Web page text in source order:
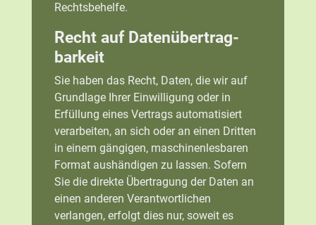
Rechtsbehelfe.
Recht auf Daten­übertrag­
barkeit
Sie haben das Recht, Daten, die wir auf
Grundlage Ihrer Einwilligung oder in
Erfüllung eines Vertrags automatisiert
verarbeiten, an sich oder an einen Dritten
in einem gängigen, maschinenlesbaren
Format aushändigen zu lassen. Sofern
Sie die direkte Übertragung der Daten an
einen anderen Verantwortlichen
verlangen, erfolgt dies nur, soweit es